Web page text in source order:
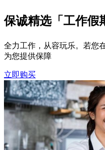
保诚精选「工作假
全力工作，从容玩乐。若您
为您提供保障
立即购买